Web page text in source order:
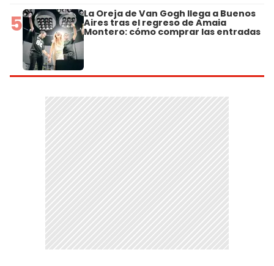
5 La Oreja de Van Gogh llega a Buenos
Aires tras el regreso de Amaia
Montero: cómo comprar las entradas